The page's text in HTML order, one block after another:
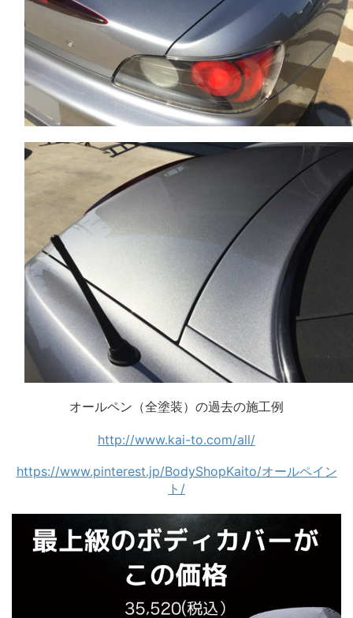
オールペン（全塗装）の過去の施工例
http://www.kai-to.com/all/
https://www.pinterest.jp/BodyShopKaito/オールペイン
ト/